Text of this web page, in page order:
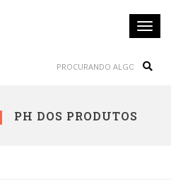
PH DOS PRODUTOS